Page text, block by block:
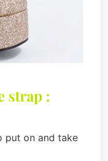
strap :
put on and take